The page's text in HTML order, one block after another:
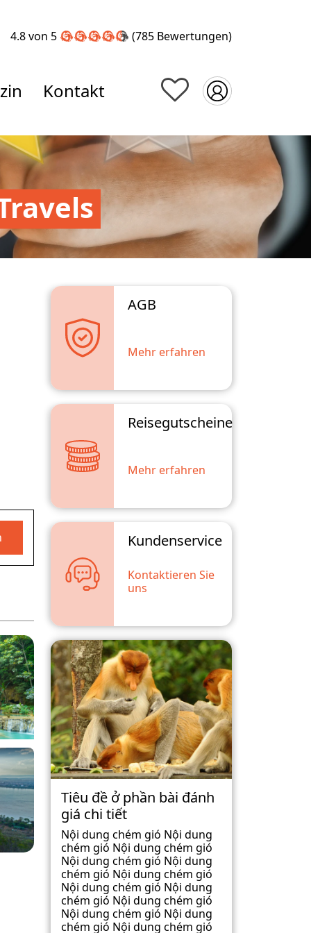
4.8 von 5 (785 Bewertungen)
Kontakt
AGB
Mehr erfahren
Reisegutscheine
Mehr erfahren
Kundenservice
Kontaktieren Sie
uns
Tiêu đề ở phần bài đánh
giá chi tiết
Nội dung chém gió Nội dung
chém gió Nội dung chém gió
Nội dung chém gió Nội dung
chém gió Nội dung chém gió
Nội dung chém gió Nội dung
chém gió Nội dung chém gió
Nội dung chém gió Nội dung
chém gió Nội dung chém gió